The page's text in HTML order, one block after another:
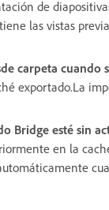
de
las vistas
carpeta cuando
exportado.La
Bridge esté sin
en la